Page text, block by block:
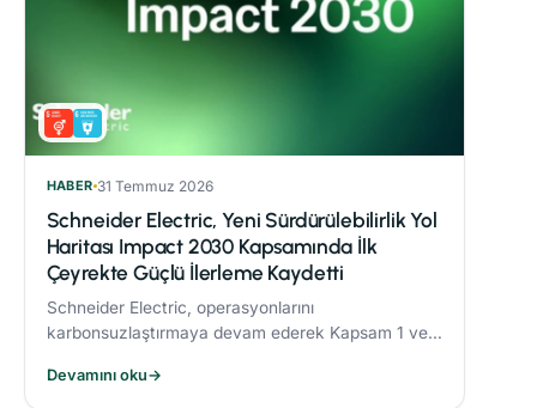
HABER 31 Temmuz 2026
Schneider Electric, Yeni Sürdürülebilirlik Yol
Haritası Impact 2030 Kapsamında İlk
Çeyrekte Güçlü İlerleme Kaydetti
Schneider Electric, operasyonlarını
karbonsuzlaştırmaya devam ederek Kapsam 1 ve 2
azalttı.
Devamını oku→